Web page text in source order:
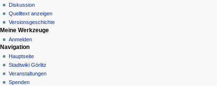
Diskussion
Quelltext anzeigen
Versionsgeschichte
Meine Werkzeuge
Anmelden
Navigation
Hauptseite
Stadtwiki Görlitz
Veranstaltungen
Spenden